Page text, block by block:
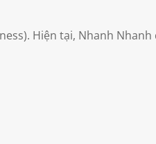
Hiện tại, Nhanh